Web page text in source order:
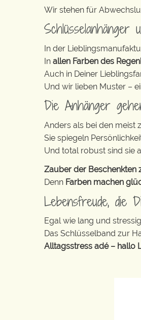
Wir stehen für
Schlüsselanhänger
In der
In allen Farben des
Auch in Deiner
Und wir lieben Muster –
Die Anhänger
Anders als bei den meist
Sie spiegeln
Und total robust sind sie
Zauber der Beschenkten
Denn Farben machen
Lebensfreude, die
Egal wie lang und
Das Schlüsselband zur
Alltagsstress adé – hallo